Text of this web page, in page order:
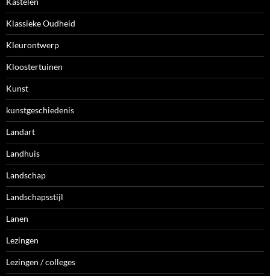
Klassieke Oudheid
Kleurontwerp
Kloostertuinen
Kunst
kunstgeschiedenis
Landart
Landhuis
Landschap
Landschapsstijl
Lanen
Lezingen
Lezingen / colleges